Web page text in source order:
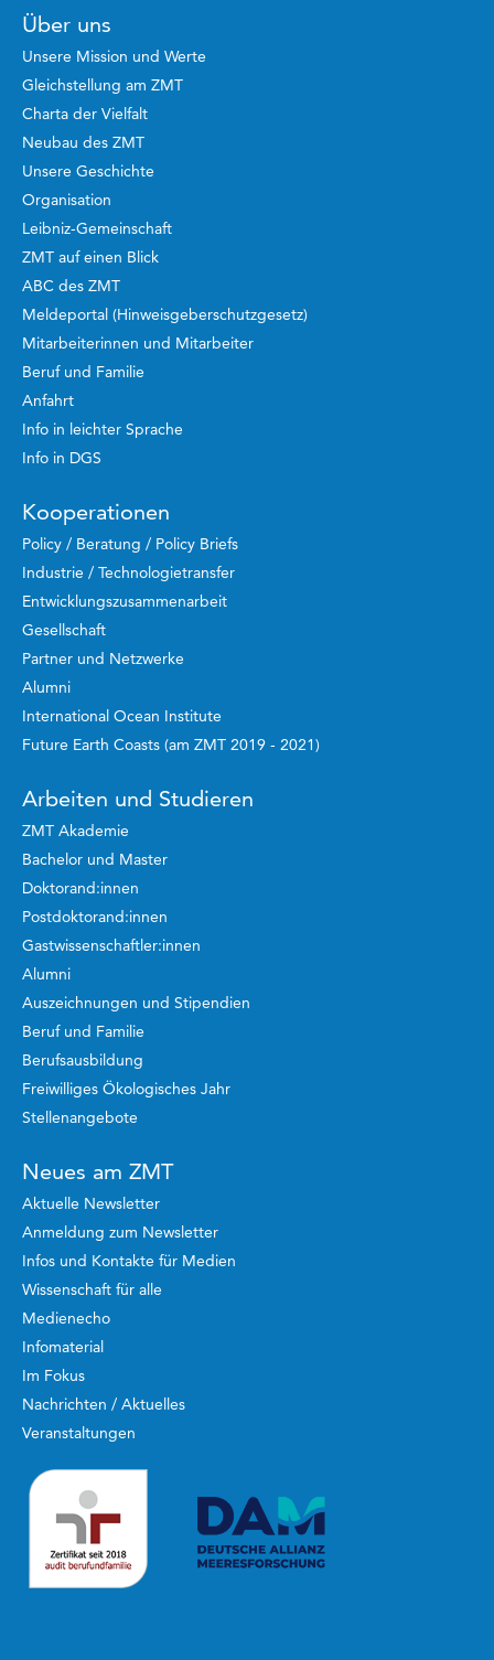
Über uns
Unsere Mission und Werte
Gleichstellung am ZMT
Charta der Vielfalt
Neubau des ZMT
Unsere Geschichte
Organisation
Leibniz-Gemeinschaft
ZMT auf einen Blick
ABC des ZMT
Meldeportal (Hinweisgeberschutzgesetz)
Mitarbeiterinnen und Mitarbeiter
Beruf und Familie
Anfahrt
Info in leichter Sprache
Info in DGS
Kooperationen
Policy / Beratung / Policy Briefs
Industrie / Technologietransfer
Entwicklungszusammenarbeit
Gesellschaft
Partner und Netzwerke
Alumni
International Ocean Institute
Future Earth Coasts (am ZMT 2019 - 2021)
Arbeiten und Studieren
ZMT Akademie
Bachelor und Master
Doktorand:innen
Postdoktorand:innen
Gastwissenschaftler:innen
Alumni
Auszeichnungen und Stipendien
Beruf und Familie
Berufsausbildung
Freiwilliges Ökologisches Jahr
Stellenangebote
Neues am ZMT
Aktuelle Newsletter
Anmeldung zum Newsletter
Infos und Kontakte für Medien
Wissenschaft für alle
Medienecho
Infomaterial
Im Fokus
Nachrichten / Aktuelles
Veranstaltungen